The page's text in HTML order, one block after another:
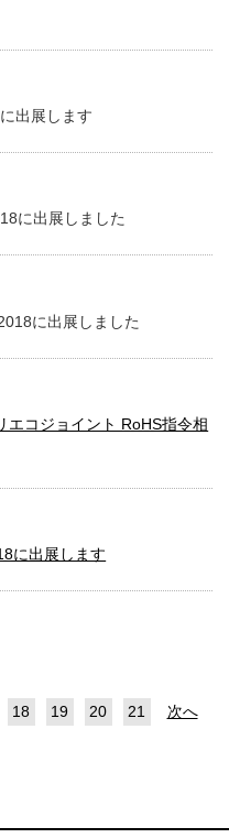
出展します
に出展しました
に出展しました
エコジョイント RoHS指令相
に出展します
18 19 20 21 次へ